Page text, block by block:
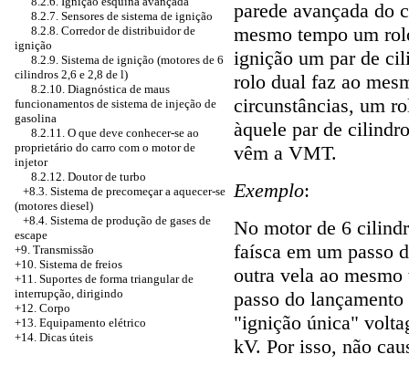
8.2.7. Sensores de sistema de ignição
8.2.8. Corredor de distribuidor de
ignição
8.2.9. Sistema de ignição (motores de 6
cilindros 2,6 e 2,8 de l)
8.2.10. Diagnóstica de maus
funcionamentos de sistema de injeção de
gasolina
8.2.11. O que deve conhecer-se ao
proprietário do carro com o motor de
injetor
8.2.12. Doutor de turbo
+8.3. Sistema de precomeçar a aquecer-se
(motores diesel)
+8.4. Sistema de produção de gases de
escape
+9. Transmissão
+10. Sistema de freios
+11. Suportes de forma triangular de
interrupção, dirigindo
+12. Corpo
+13. Equipamento elétrico
+14. Dicas úteis
parede avançada do
mesmo tempo um
ignição um par de
rolo dual faz ao
circunstâncias, um
àquele par de
vêm a VMT.
Exemplo:
No motor de 6
faísca em um passo
outra vela ao
passo do
"ignição única"
kV. Por isso, não